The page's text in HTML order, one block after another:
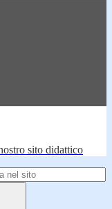
sito didattico